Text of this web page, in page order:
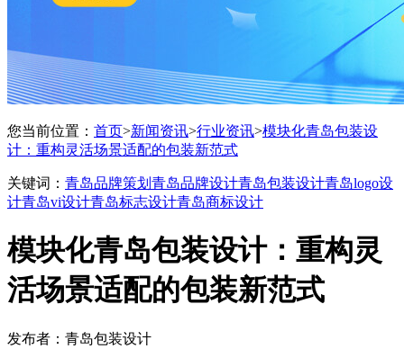
您当前位置： 首页>新闻资讯>行业资讯>模块化青岛包装设
计：重构灵活场景适配的包装新范式
关键词： 青岛品牌策划 青岛品牌设计青岛包装设计青岛logo设
计青岛vi设计青岛标志设计青岛商标设计
模块化青岛包装设计：重构灵
活场景适配的包装新范式
发布者：青岛包装设计